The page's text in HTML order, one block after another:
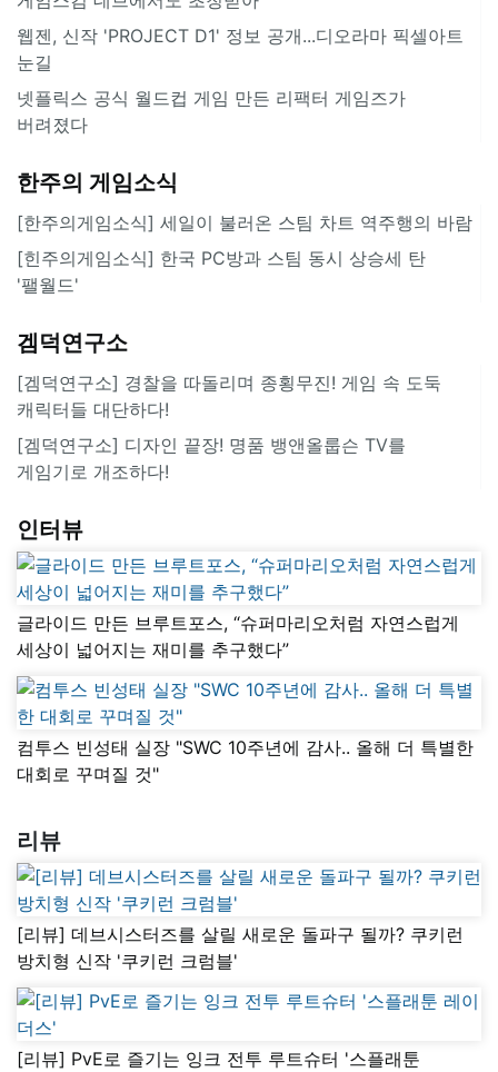
웹젠, 신작 'PROJECT D1' 정보 공개...디오라마 픽셀아트
눈길
넷플릭스 공식 월드컵 게임 만든 리팩터 게임즈가
버려졌다
한주의 게임소식
[한주의게임소식] 세일이 불러온 스팀 차트 역주행의 바람
[힌주의게임소식] 한국 PC방과 스팀 동시 상승세 탄
'팰월드'
겜덕연구소
[겜덕연구소] 경찰을 따돌리며 종횡무진! 게임 속 도둑
캐릭터들 대단하다!
[겜덕연구소] 디자인 끝장! 명품 뱅앤올룹슨 TV를
게임기로 개조하다!
인터뷰
글라이드 만든 브루트포스, “슈퍼마리오처럼 자연스럽게
세상이 넓어지는 재미를 추구했다”
컴투스 빈성태 실장 "SWC 10주년에 감사.. 올해 더 특별한
대회로 꾸며질 것"
리뷰
[리뷰] 데브시스터즈를 살릴 새로운 돌파구 될까? 쿠키런
방치형 신작 '쿠키런 크럼블'
[리뷰] PvE로 즐기는 잉크 전투 루트슈터 '스플래툰